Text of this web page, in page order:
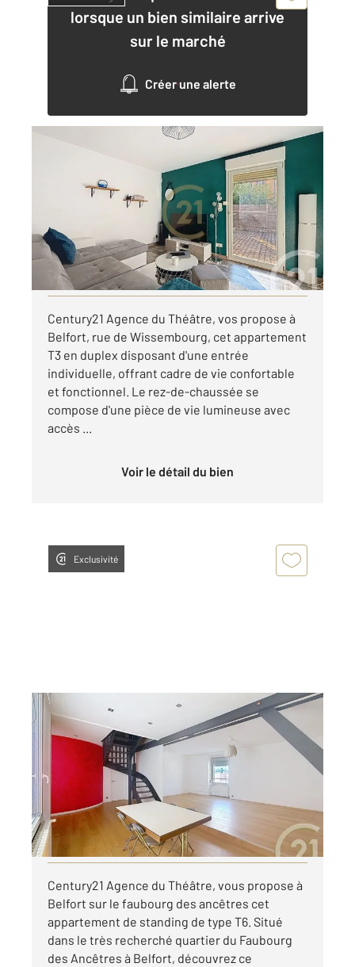
lorsque un bien similaire arrive
sur le marché
Créer une alerte
Ref : 30255
Appartement F3 à louer
780 €
par mois charges comprises
Visiter le site dédié
Century21 Agence du Théâtre, vos propose à
Belfort, rue de Wissembourg, cet appartement
T3 en duplex disposant d'une entrée
individuelle, offrant cadre de vie confortable
et fonctionnel. Le rez-de-chaussée se
compose d'une pièce de vie lumineuse avec
accès ...
Voir le détail du bien
Exclusivité
BELFORT 90
137,77 m2, 6 pièces
Ref : 30241
Appartement F6 à louer
1 400 €
par mois charges comprises
Visiter le site dédié
Century21 Agence du Théâtre, vous propose à
Belfort sur le faubourg des ancêtres cet
appartement de standing de type T6. Situé
dans le très recherché quartier du Faubourg
des Ancêtres à Belfort, découvrez ce